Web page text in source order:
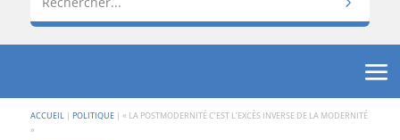
ACCUEIL | POLITIQUE| « LA POSTMODERNITÉ C’EST L’EXCÈS INVERSE DE LA MODERNITÉ
»